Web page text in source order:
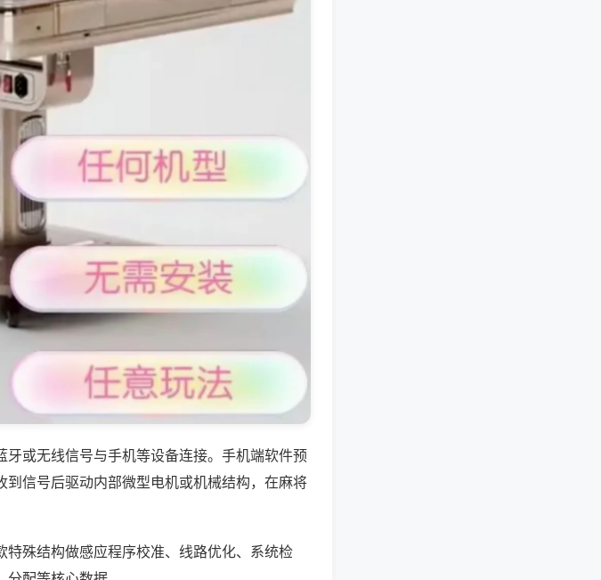
或无线信号与手机等设备连接。手机端软件预
信号后驱动内部微型电机或机械结构，在麻将
殊结构做感应程序校准、线路优化、系统检